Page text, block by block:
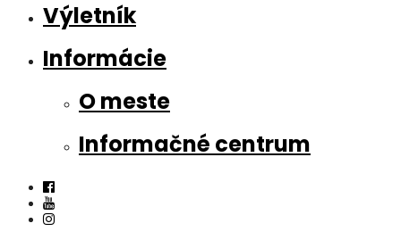
Výletník
Informácie
O meste
Informačné centrum